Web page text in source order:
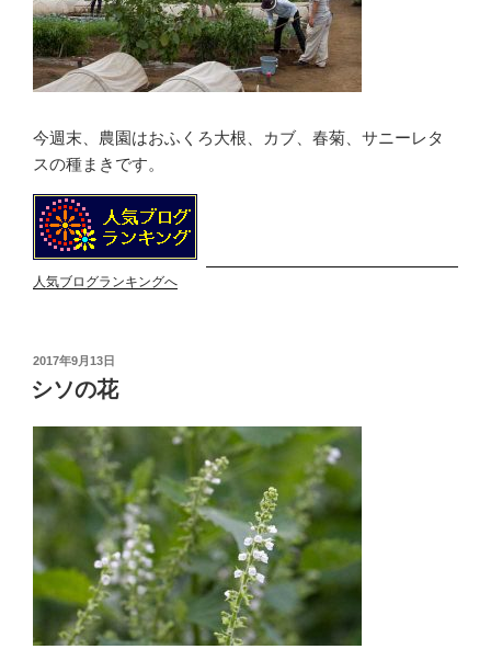
今週末、農園はおふくろ大根、カブ、春菊、サニーレタ
スの種まきです。
人気ブログランキングへ
投
稿
日:
2017年9月13日
シソの花